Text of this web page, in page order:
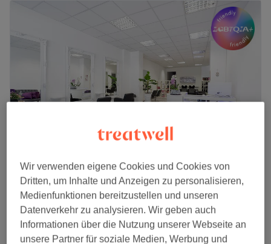
The Cut - Berlin
4,6
2016 Bewertungen
Charlottenburg, Berlin
Auf Karte anzeigen
Damen - Keratinbehandlung
3 Std. 15 Min. - 3 Std. 40 Min.
ab140 €
Wir verwenden eigene Cookies und Cookies von
Dritten, um Inhalte und Anzeigen zu personalisieren,
Medienfunktionen bereitzustellen und unseren
Datenverkehr zu analysieren. Wir geben auch
Informationen über die Nutzung unserer Webseite an
unsere Partner für soziale Medien, Werbung und